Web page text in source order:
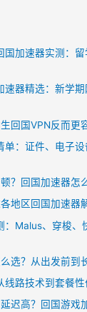
加速器实测：
器精选：新学
回国VPN反而更
：证件、电子
？回国加速器怎
地区回国加速器
：Malus、穿梭、
选？从出发前到
路技术到套餐
迟高？回国游戏